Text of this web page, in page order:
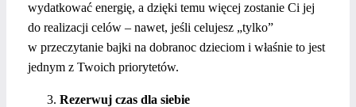
wydatkować energię, a dzięki temu więcej zostanie Ci jej
do realizacji celów – nawet, jeśli celujesz „tylko”
w przeczytanie bajki na dobranoc dzieciom i właśnie to jest
jednym z Twoich priorytetów.
Rezerwuj czas dla siebie